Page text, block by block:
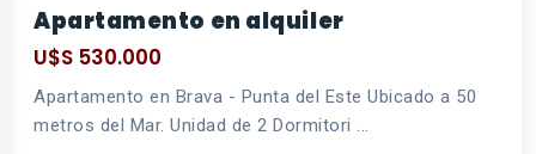
Apartamento en alquiler
U$S 530.000
Apartamento en Brava - Punta del Este Ubicado a 50
metros del Mar. Unidad de 2 Dormitori ...